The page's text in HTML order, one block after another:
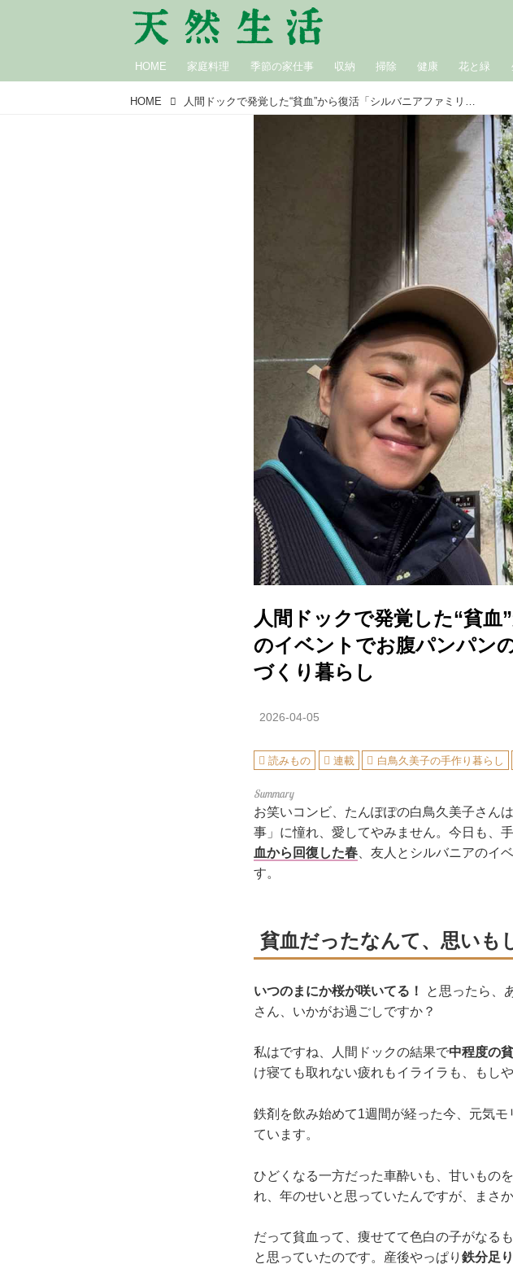
HOME 家庭料理 季節の家仕事 収納 掃除 健康 花と緑
HOME 人間ドックで発覚した“貧血”から復活「シルバニアファミリー」のイベントでお腹パンパンの春の一日｜たんぽぽ白鳥久美子の手づくり暮らし
人間ドックで発覚した“貧血
のイベントでお腹パンパン
づくり暮らし
2026-04-05
読みもの 連載 白鳥久美子の手作り暮らし
お笑いコンビ、たんぽぽの白鳥久美子さん
事」に憧れ、愛してやみません。今日も、
血から回復した春 、友人とシルバニアのイ
す。
貧血だったなんて、思いも
いつのまにか桜が咲いてる！
と思ったら、
さん、いかがお過ごしですか？
私はですね、人間ドックの結果で中程度の
け寝ても取れない疲れもイライラも、もし
鉄剤を飲み始めて1週間が経った今、元気
ています。
ひどくなる一方だった車酔いも、甘いもの
れ、年のせいと思っていたんですが、まさ
だって貧血って、痩せてて色白の子がなる
と思っていたのです。産後やっぱり 鉄分足